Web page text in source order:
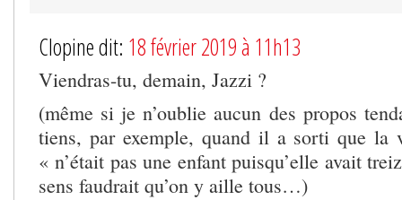
Clopine dit: 18 février 2019 à 11h13
Viendras-tu, demain, Jazzi ?
(même si je n’oublie aucun des propos
tiens, par exemple, quand il a sorti que la
« n’était pas une enfant puisqu’elle avait
sens faudrait qu’on y aille tous…)